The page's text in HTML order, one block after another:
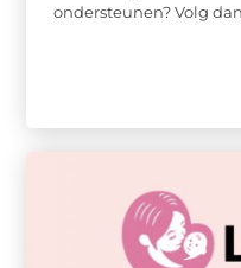
ondersteunen? Volg